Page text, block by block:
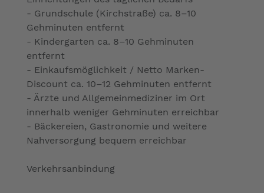
- Grundschule (Kirchstraße) ca. 8–10
Gehminuten entfernt
- Kindergarten ca. 8–10 Gehminuten
entfernt
- Einkaufsmöglichkeit / Netto Marken-
Discount ca. 10–12 Gehminuten entfernt
- Ärzte und Allgemeinmediziner im Ort
innerhalb weniger Gehminuten erreichbar
- Bäckereien, Gastronomie und weitere
Nahversorgung bequem erreichbar
Verkehrsanbindung